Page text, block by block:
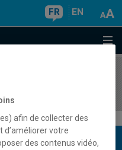
FR EN
afin de collecter des
votre
des contenus vidéo,